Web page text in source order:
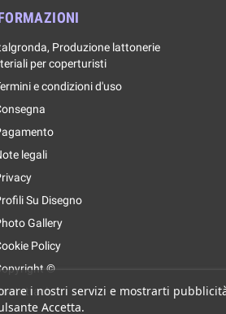
Produzione lattonerie
per coperturisti
e condizioni d'uso
legali
Su Disegno
Gallery
Policy
©
i nostri servizi e mostrarti
Accetta.